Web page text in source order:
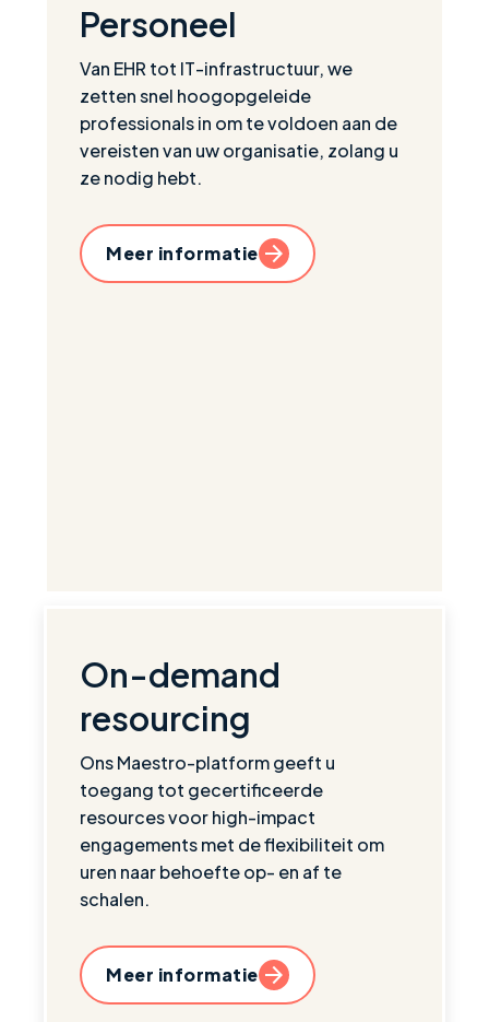
Personeel
Van EHR tot IT-infrastructuur, we
zetten snel hoogopgeleide
professionals in om te voldoen aan de
vereisten van uw organisatie, zolang u
ze nodig hebt.
Meer informatie
On-demand
resourcing
Ons Maestro-platform geeft u
toegang tot gecertificeerde
resources voor high-impact
engagements met de flexibiliteit om
uren naar behoefte op- en af te
schalen.
Meer informatie